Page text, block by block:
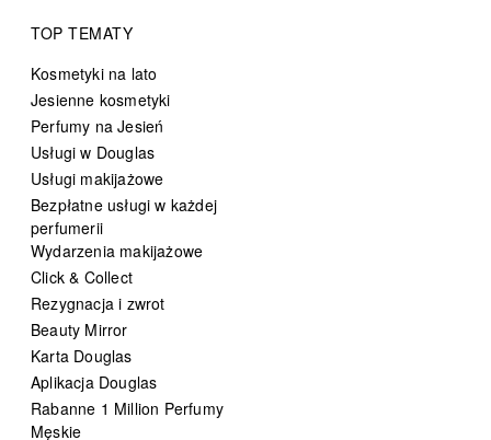
TOP TEMATY
Kosmetyki na lato
Jesienne kosmetyki
Perfumy na Jesień
Usługi w Douglas
Usługi makijażowe
Bezpłatne usługi w każdej
perfumerii
Wydarzenia makijażowe
Click & Collect
Rezygnacja i zwrot
Beauty Mirror
Karta Douglas
Aplikacja Douglas
Rabanne 1 Million Perfumy
Męskie